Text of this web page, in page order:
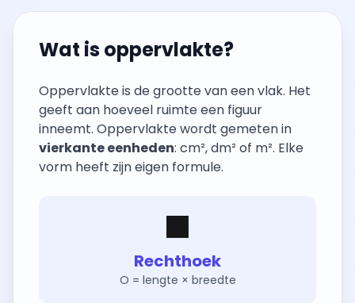
Wat is oppervlakte?
Oppervlakte is de grootte van een vlak. Het
geeft aan hoeveel ruimte een figuur
inneemt. Oppervlakte wordt gemeten in
vierkante eenheden: cm², dm² of m². Elke
vorm heeft zijn eigen formule.
⬛
Rechthoek
O = lengte × breedte